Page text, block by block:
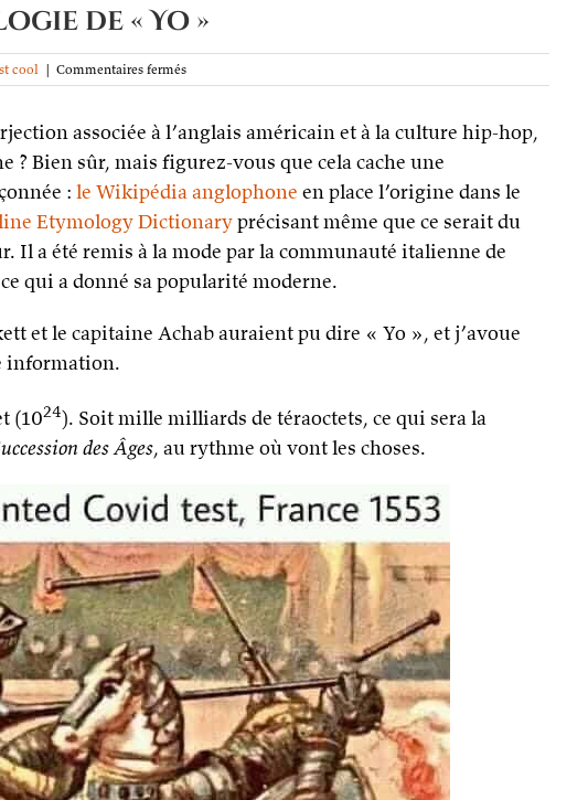
de « Yo »
cool | Commentaires ferméssur
L’étonnante
de
« Yo »
associée à l’anglais américain et à la culture hip-hop,
? Bien sûr, mais figurez-vous que cela cache une
: le Wikipédia anglophone en place l’origine dans le
Etymology Dictionaryprécisant même que ce serait du
Il a été remis à la mode par la communauté italienne de
qui a donné sa popularité moderne.
et le capitaine Achab auraient pu dire « Yo », et j’avoue
information.
(1024). Soit mille milliards de téraoctets, ce qui sera la
des Âges, au rythme où vont les choses.